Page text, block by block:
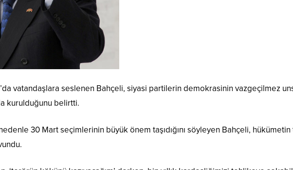
vatandaşlara seslenen Bahçeli, siyasi partilerin demokrasinin vazgeçilmez
kurulduğunu belirtti.
30 Mart seçimlerinin büyük önem taşıdığını söyleyen Bahçeli,